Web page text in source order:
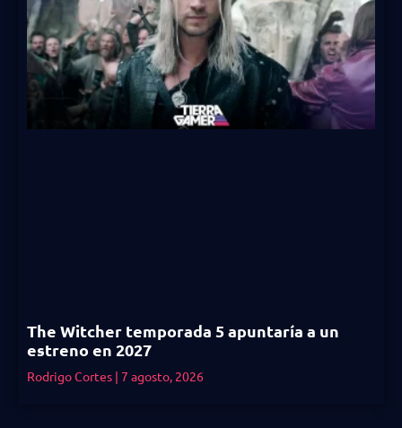
The Witcher temporada 5 apuntaría a un
estreno en 2027
Rodrigo Cortes 7 agosto, 2026